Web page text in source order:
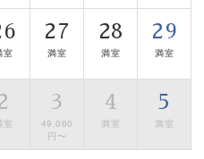
ない日がございます
行しておりません
社など歴史ある諏訪の街
るお食事、諏訪湖に包まれ
室
27
満室
28
満室
29
満室
室
3
49,060
円〜
4
満室
5
満室